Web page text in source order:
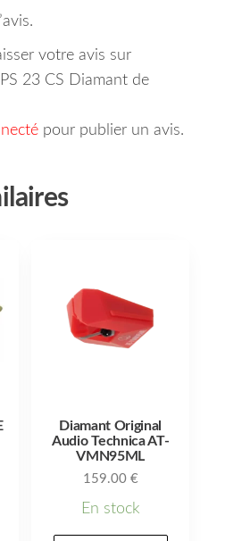
votre avis sur
23 CS Diamant de
pour publier un avis.
Diamant Original
Audio Technica AT-
VMN95ML
159.00 €
En stock